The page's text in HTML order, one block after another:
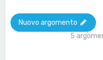
Nuovo argomento
5